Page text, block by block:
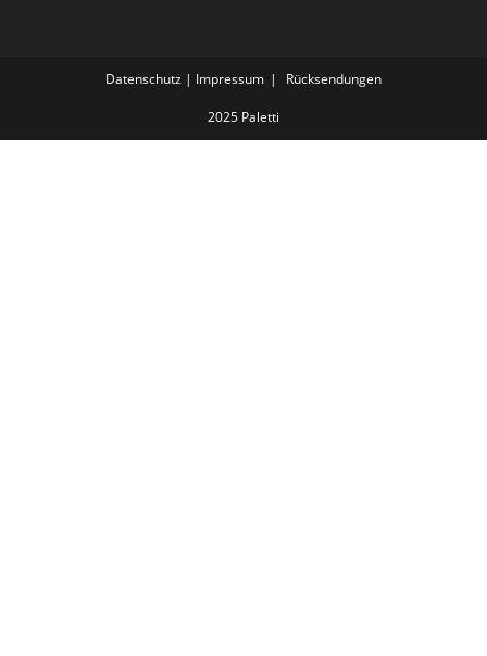
Datenschutz | Impressum Rücksendungen
2025 Paletti